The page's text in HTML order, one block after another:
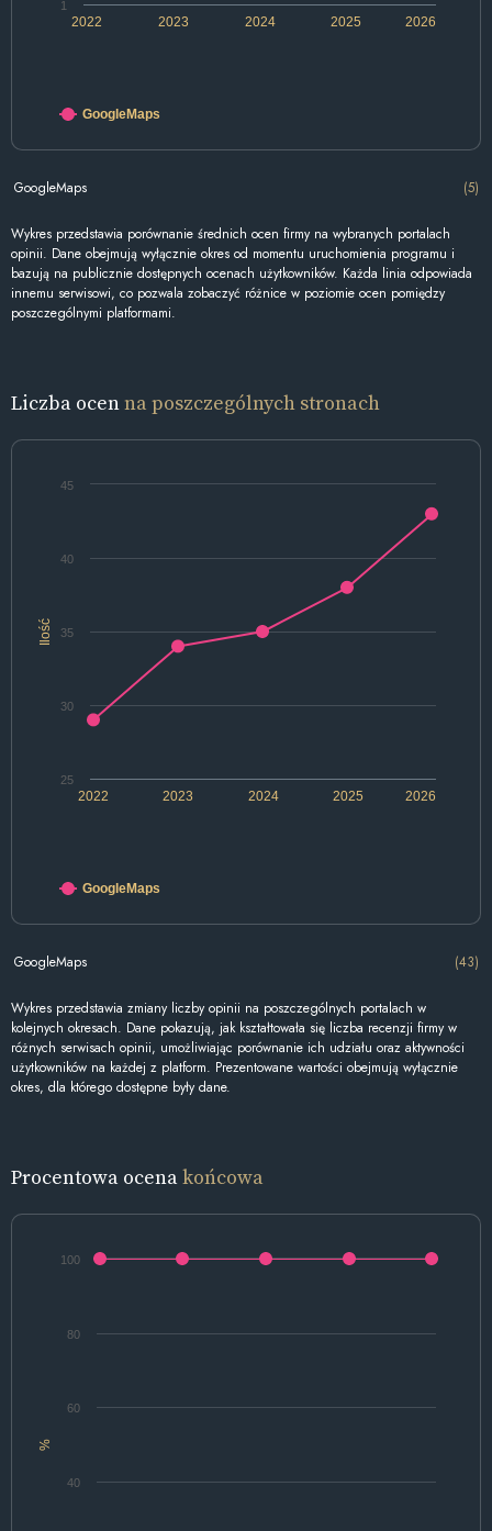
2022 2024 2026
2023 2025
1
GoogleMaps
GoogleMaps (5)
Wykres przedstawia porównanie średnich ocen firmy na wybranych portalach
opinii. Dane obejmują wyłącznie okres od momentu uruchomienia programu i
bazują na publicznie dostępnych ocenach użytkowników. Każda linia odpowiada
innemu serwisowi, co pozwala zobaczyć różnice w poziomie ocen pomiędzy
poszczególnymi platformami.
Liczba ocenna poszczególnych stronach
Ilość
2022 2024 2026
2023 2025
30
40
25
35
45
GoogleMaps
GoogleMaps (43)
Wykres przedstawia zmiany liczby opinii na poszczególnych portalach w
kolejnych okresach. Dane pokazują, jak kształtowała się liczba recenzji firmy w
różnych serwisach opinii, umożliwiając porównanie ich udziału oraz aktywności
użytkowników na każdej z platform. Prezentowane wartości obejmują wyłącznie
okres, dla którego dostępne były dane.
Procentowa ocenakońcowa
%
40
60
80
100